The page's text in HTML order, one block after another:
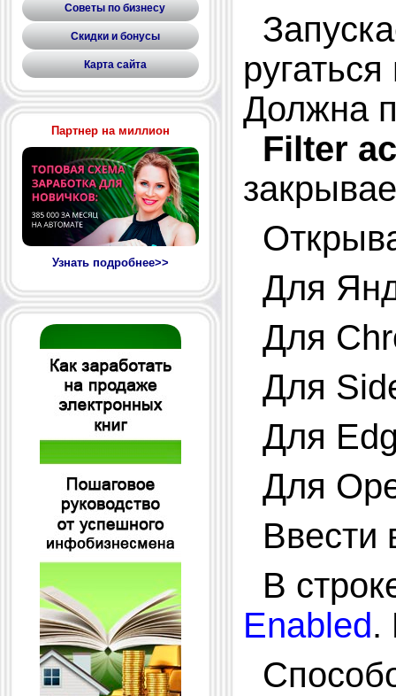
Советы по бизнесу
Скидки и бонусы
Карта сайта
Партнер на миллион
Узнать подробнее>>
Должна
Filter
Для
Для
Для
Для
Для
Ввести
В
Enabled.